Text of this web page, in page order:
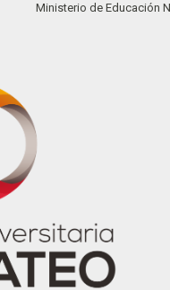
Ministerio de Educación